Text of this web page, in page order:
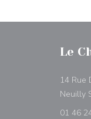
Le
14 Rue
Neuilly
01 46